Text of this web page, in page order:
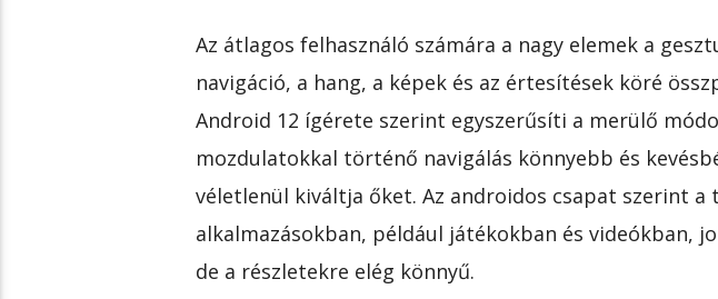
Az átlagos felhasználó számára a nagy elemek a
navigáció, a hang, a képek és az értesítések köré
Android 12 ígérete szerint egyszerűsíti a merülő
mozdulatokkal történő navigálás könnyebb és
véletlenül kiváltja őket. Az androidos csapat szerint a
alkalmazásokban, például játékokban és videókban,
de a részletekre elég könnyű.